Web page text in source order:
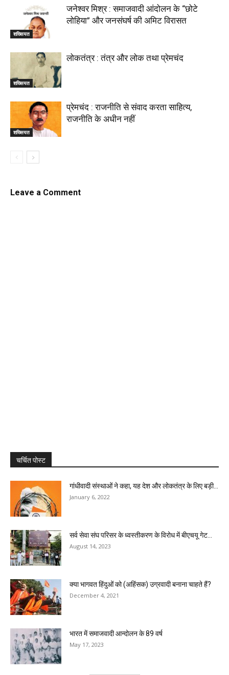
शख्सियत
जनेश्वर मिश्र : समाजवादी आंदोलन के “छोटे
लोहिया” और जनसंघर्ष की अमिट विरासत
शख्सियत
लोकतंत्र : तंत्र और लोक तथा प्रेमचंद
शख्सियत
प्रेमचंद : राजनीति से संवाद करता साहित्य,
राजनीति के अधीन नहीं
Leave a Comment
चर्चित पोस्ट
गांधीवादी संस्थाओं ने कहा, यह देश और लोकतंत्र के लिए बड़ी...
January 6, 2022
सर्व सेवा संघ परिसर के ध्वस्तीकरण के विरोध में बीएचयू गेट...
August 14, 2023
क्या भागवत हिंदुओं को (अहिंसक) उग्रवादी बनाना चाहते हैं?
December 4, 2021
भारत में समाजवादी आन्दोलन के 89 वर्ष
May 17, 2023